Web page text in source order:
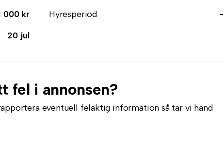
000 kr Hyresperiod
-
20 jul
fel i annonsen?
eventuell felaktig information så tar vi hand